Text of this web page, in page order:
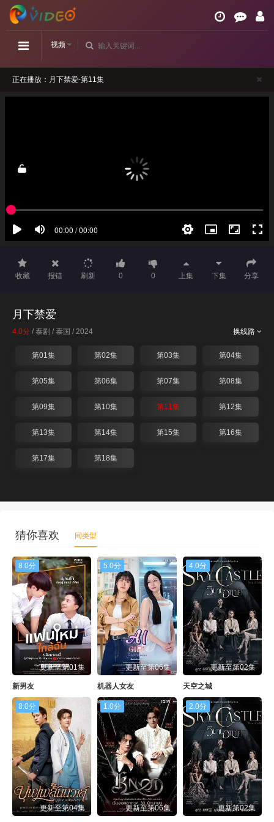
视频
正在播放：月下禁爱-第11集
收藏 报错 刷新 0 0 上集 下集 分享
月下禁爱
换线路
4.0分 / 泰剧 / 泰国 / 2024
第01集 第02集 第03集 第04集
第05集 第06集 第07集 第08集
第09集 第10集 第11集 第12集
第13集 第14集 第15集 第16集
第17集 第18集
猜你喜欢 同类型
8.0分
更新至第01集
新男友
5.0分
更新至第06集
机器人女友
4.0分
更新至第02集
天空之城
8.0分
更新至第04集
1.0分
更新至第06集
2.0分
更新第02集